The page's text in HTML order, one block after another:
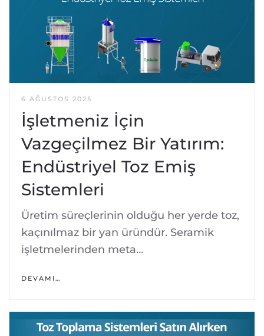
6 AĞUSTOS 2025
İşletmeniz İçin
Vazgeçilmez Bir Yatırım:
Endüstriyel Toz Emiş
Sistemleri
Üretim süreçlerinin olduğu her yerde toz,
kaçınılmaz bir yan üründür. Seramik
işletmelerinden meta…
DEVAMI…